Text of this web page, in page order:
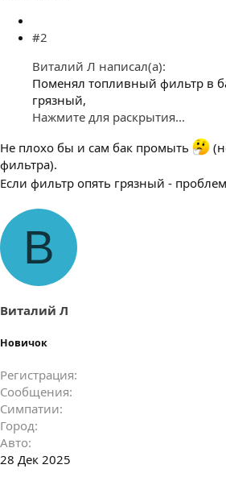
#2
Виталий Л написал(а):
Поменял топливный фильтр в
грязный,
Нажмите для раскрытия...
Не плохо бы и сам бак промыть
фильтра).
Если фильтр опять грязный -
В
Виталий Л
Новичок
Регистрация
Сообщения
Симпатии
Город
Авто
28 Дек 2025